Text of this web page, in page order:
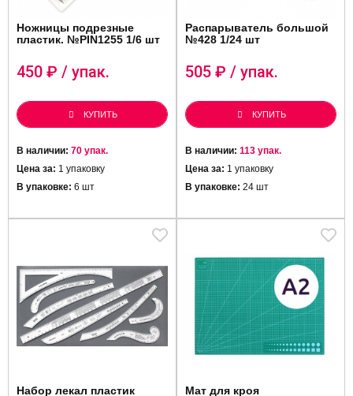
Ножницы подрезные
пластик. №PIN1255 1/6 шт
450 ₽ / упак.
КУПИТЬ
В наличии: 70 упак.
Цена за: 1 упаковку
В упаковке: 6 шт
Распарыватель большой
№428 1/24 шт
505 ₽ / упак.
КУПИТЬ
В наличии: 113 упак.
Цена за: 1 упаковку
В упаковке: 24 шт
Набор лекал пластик
Мат для кроя